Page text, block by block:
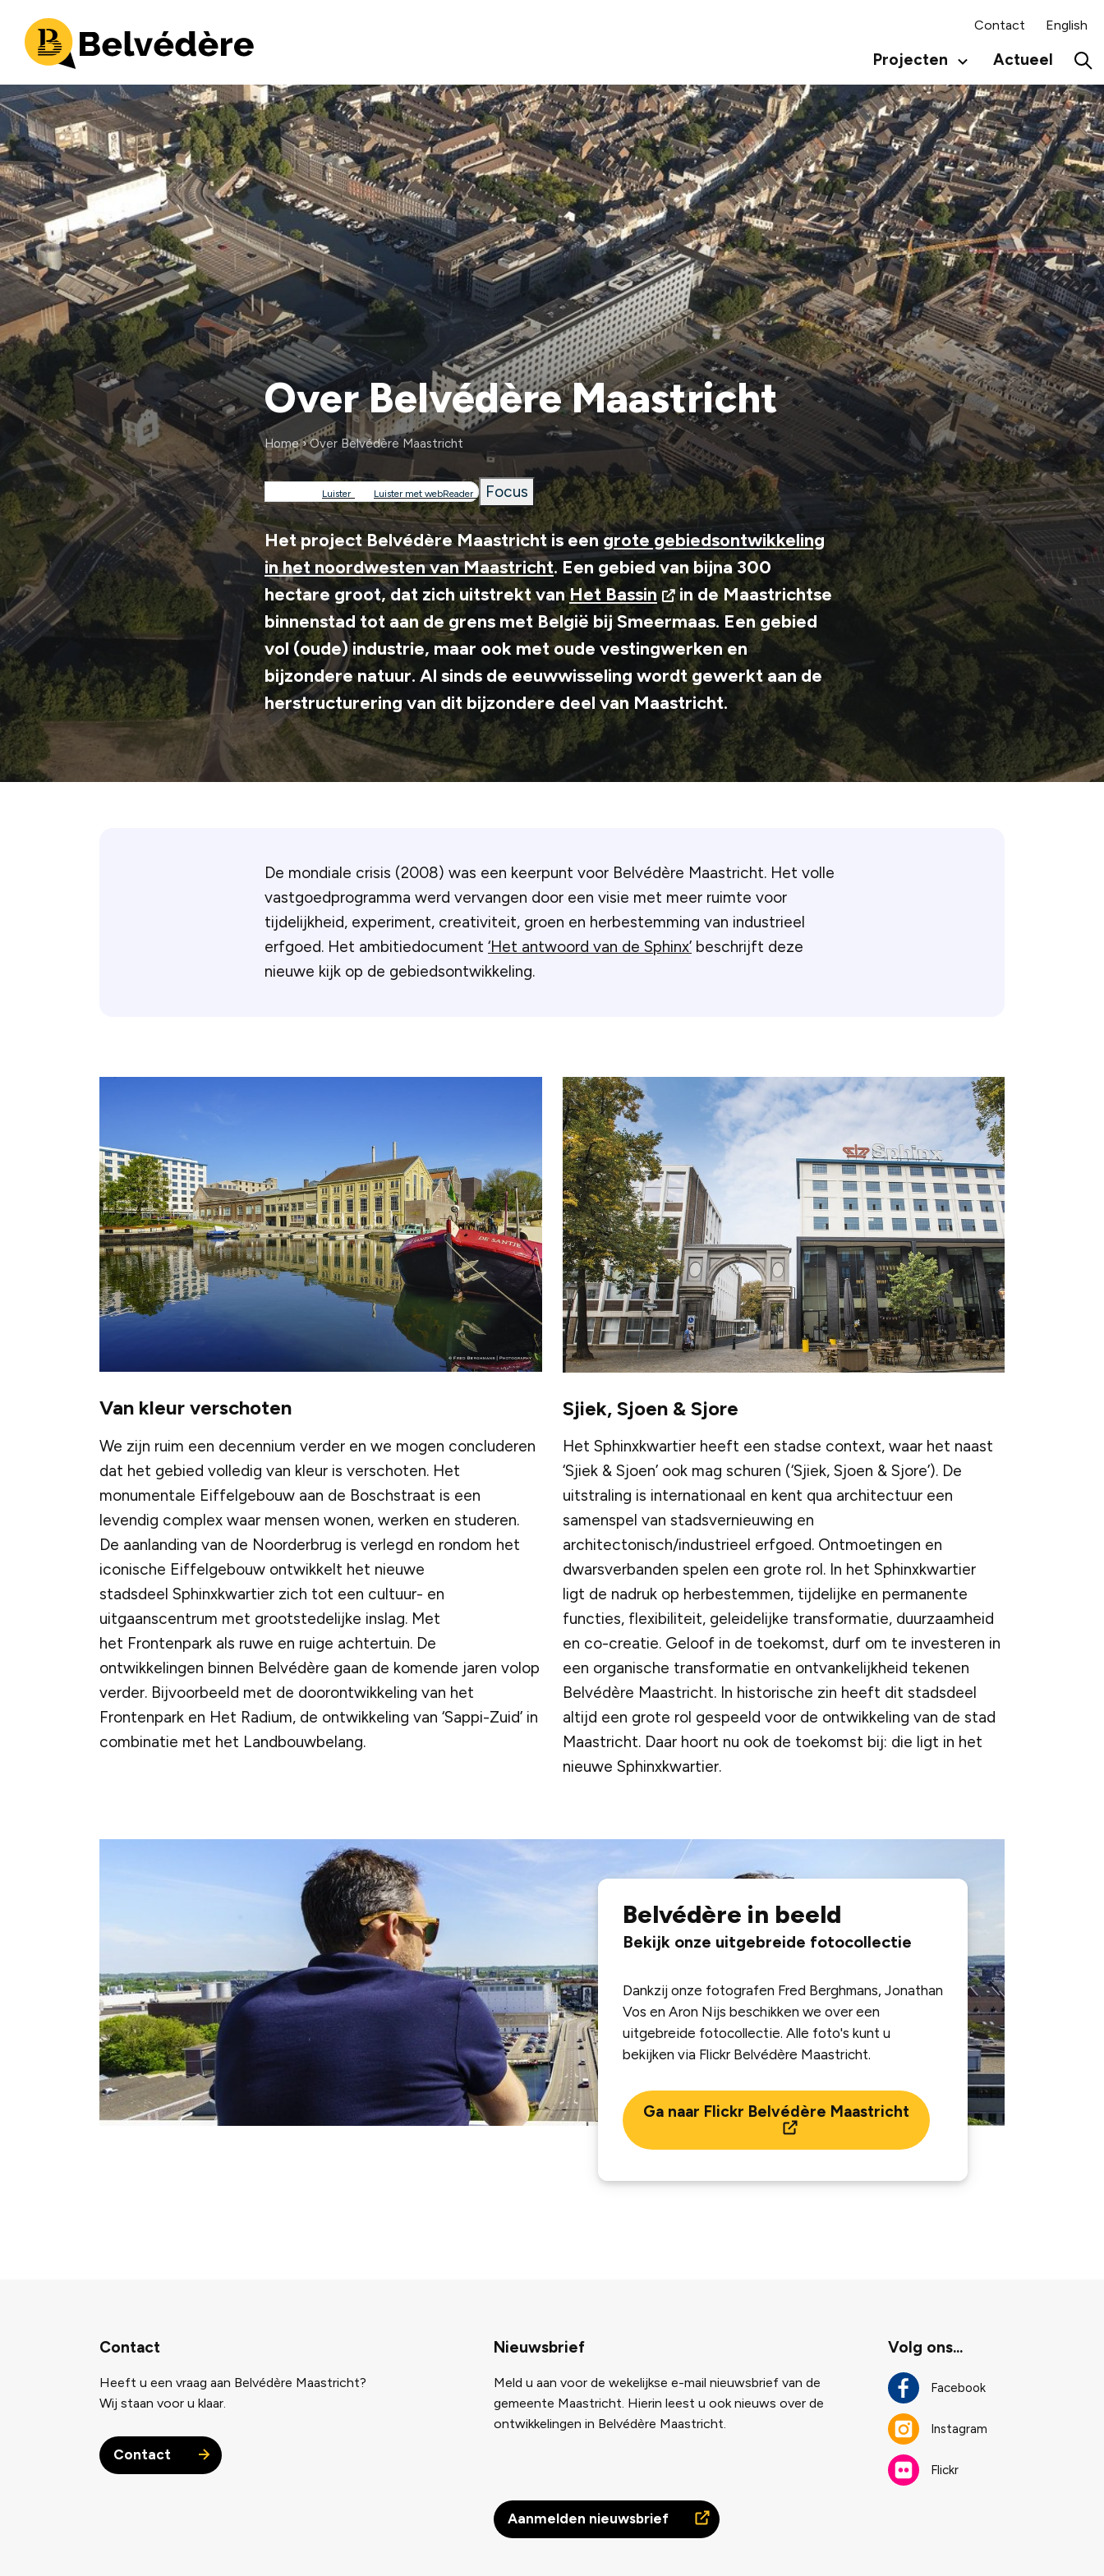
Secundair
menu
Contact English
Projecten Actueel
Over Belvédère Maastricht
Kruimelpad
Home Over Belvédère Maastricht
Luister Luister met webReader Focus
Het project Belvédère Maastricht is een grote gebiedsontwikkeling
in het noordwesten van Maastricht. Een gebied van bijna 300
hectare groot, dat zich uitstrekt vanHet Bassin
in de Maastrichtse
binnenstad tot aan de grens met België bij Smeermaas. Een gebied
vol (oude) industrie, maar ook met oude vestingwerken en
bijzondere natuur. Al sinds de eeuwwisseling wordt gewerkt aan de
herstructurering van dit bijzondere deel van Maastricht.
De mondiale crisis (2008) was een keerpunt voor Belvédère Maastricht. Het volle
vastgoedprogramma werd vervangen door een visie met meer ruimte voor
tijdelijkheid, experiment, creativiteit, groen en herbestemming van industrieel
erfgoed. Het ambitiedocument ‘Het antwoord van de Sphinx’ beschrijft deze
nieuwe kijk op de gebiedsontwikkeling.
Van kleur verschoten
We zijn ruim een decennium verder en we mogen concluderen
dat het gebied volledig van kleur is verschoten. Het
monumentale Eiffelgebouw aan de Boschstraat is een
levendig complex waar mensen wonen, werken en studeren.
De aanlanding van de Noorderbrug is verlegd en rondom het
iconische Eiffelgebouw ontwikkelt het nieuwe
stadsdeel Sphinxkwartier zich tot een cultuur- en
uitgaanscentrum met grootstedelijke inslag. Met
het Frontenpark als ruwe en ruige achtertuin. De
ontwikkelingen binnen Belvédère gaan de komende jaren volop
verder. Bijvoorbeeld met de doorontwikkeling van het
Frontenpark en Het Radium, de ontwikkeling van ‘Sappi-Zuid’ in
combinatie met het Landbouwbelang.
Sjiek, Sjoen & Sjore
Het Sphinxkwartier heeft een stadse context, waar het naast
‘Sjiek & Sjoen’ ook mag schuren (‘Sjiek, Sjoen & Sjore’). De
uitstraling is internationaal en kent qua architectuur een
samenspel van stadsvernieuwing en
architectonisch/industrieel erfgoed. Ontmoetingen en
dwarsverbanden spelen een grote rol. In het Sphinxkwartier
ligt de nadruk op herbestemmen, tijdelijke en permanente
functies, flexibiliteit, geleidelijke transformatie, duurzaamheid
en co-creatie. Geloof in de toekomst, durf om te investeren in
een organische transformatie en ontvankelijkheid tekenen
Belvédère Maastricht. In historische zin heeft dit stadsdeel
altijd een grote rol gespeeld voor de ontwikkeling van de stad
Maastricht. Daar hoort nu ook de toekomst bij: die ligt in het
nieuwe Sphinxkwartier.
Belvédère in beeld
Bekijk onze uitgebreide fotocollectie
Dankzij onze fotografen Fred Berghmans, Jonathan
Vos en Aron Nijs beschikken we over een
uitgebreide fotocollectie. Alle foto's kunt u
bekijken via Flickr Belvédère Maastricht.
Ga naar Flickr Belvédère Maastricht
Contact
Heeft u een vraag aan Belvédère Maastricht?
Wij staan voor u klaar.
Contact
Nieuwsbrief
Meld u aan voor de wekelijkse e-mail nieuwsbrief van de
gemeente Maastricht. Hierin leest u ook nieuws over de
ontwikkelingen in Belvédère Maastricht.
Aanmelden nieuwsbrief
Volg ons...
Facebook
Instagram
Flickr